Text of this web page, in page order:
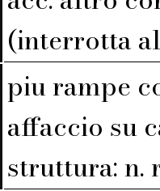
(interrotta
piu rampe
affaccio su
struttura: n.